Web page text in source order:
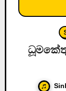
ධූමකේතු